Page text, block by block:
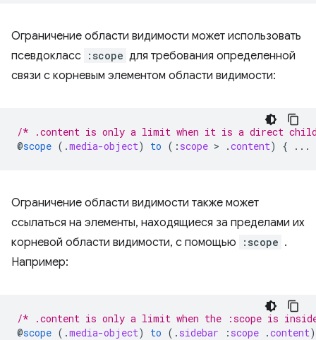
Ограничение области видимости может использовать
псевдокласс :scope для требования определенной
связи с корневым элементом области видимости:
/* .content is only a limit when it is a direct
@scope ( .media-object) to ( : scope > .content) { ...
Ограничение области видимости также может
ссылаться на элементы, находящиеся за пределами их
корневой области видимости, с помощью
:scope .
Например:
/* .content is only a limit when the :scope is
@scope ( .media-object) to ( . sidebar : scope .content)